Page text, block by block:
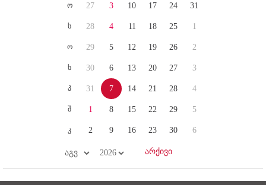
ო
ს
ო
ხ
პ
შ
კ
27
28
29
30
31
1
2
3
4
5
6
7
8
9
10
11
12
13
14
15
16
17
18
19
20
21
22
23
24
25
26
27
28
29
30
31
1
2
3
4
5
6